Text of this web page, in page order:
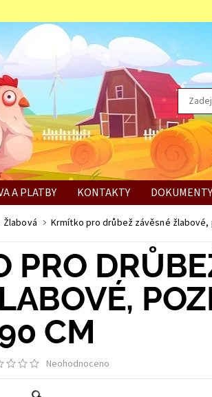
A PLATBY KONTAKTY
Žlabová Krmítko pro drůbež závěsné žlabové,
PRO
CM
Neohodnoceno